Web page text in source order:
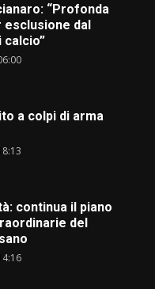
“Profonda
esclusione dal
calcio”
a colpi di arma
continua il piano
del